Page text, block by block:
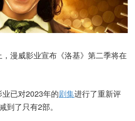
漫威影业宣布《洛基》第二季将在
已对2023年的剧集进行了重新评
到了只有2部。